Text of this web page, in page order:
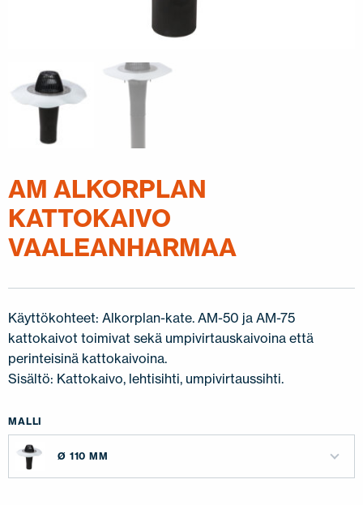
FI PL SV SV-FI
AM ALKORPLAN
KATTOKAIVO
VAALEANHARMAA
Käyttökohteet: Alkorplan-kate. AM-50 ja AM-75
kattokaivot toimivat sekä umpivirtauskaivoina että
perinteisinä kattokaivoina.
Sisältö: Kattokaivo, lehtisihti, umpivirtaussihti.
MALLI
Ø 110 MM